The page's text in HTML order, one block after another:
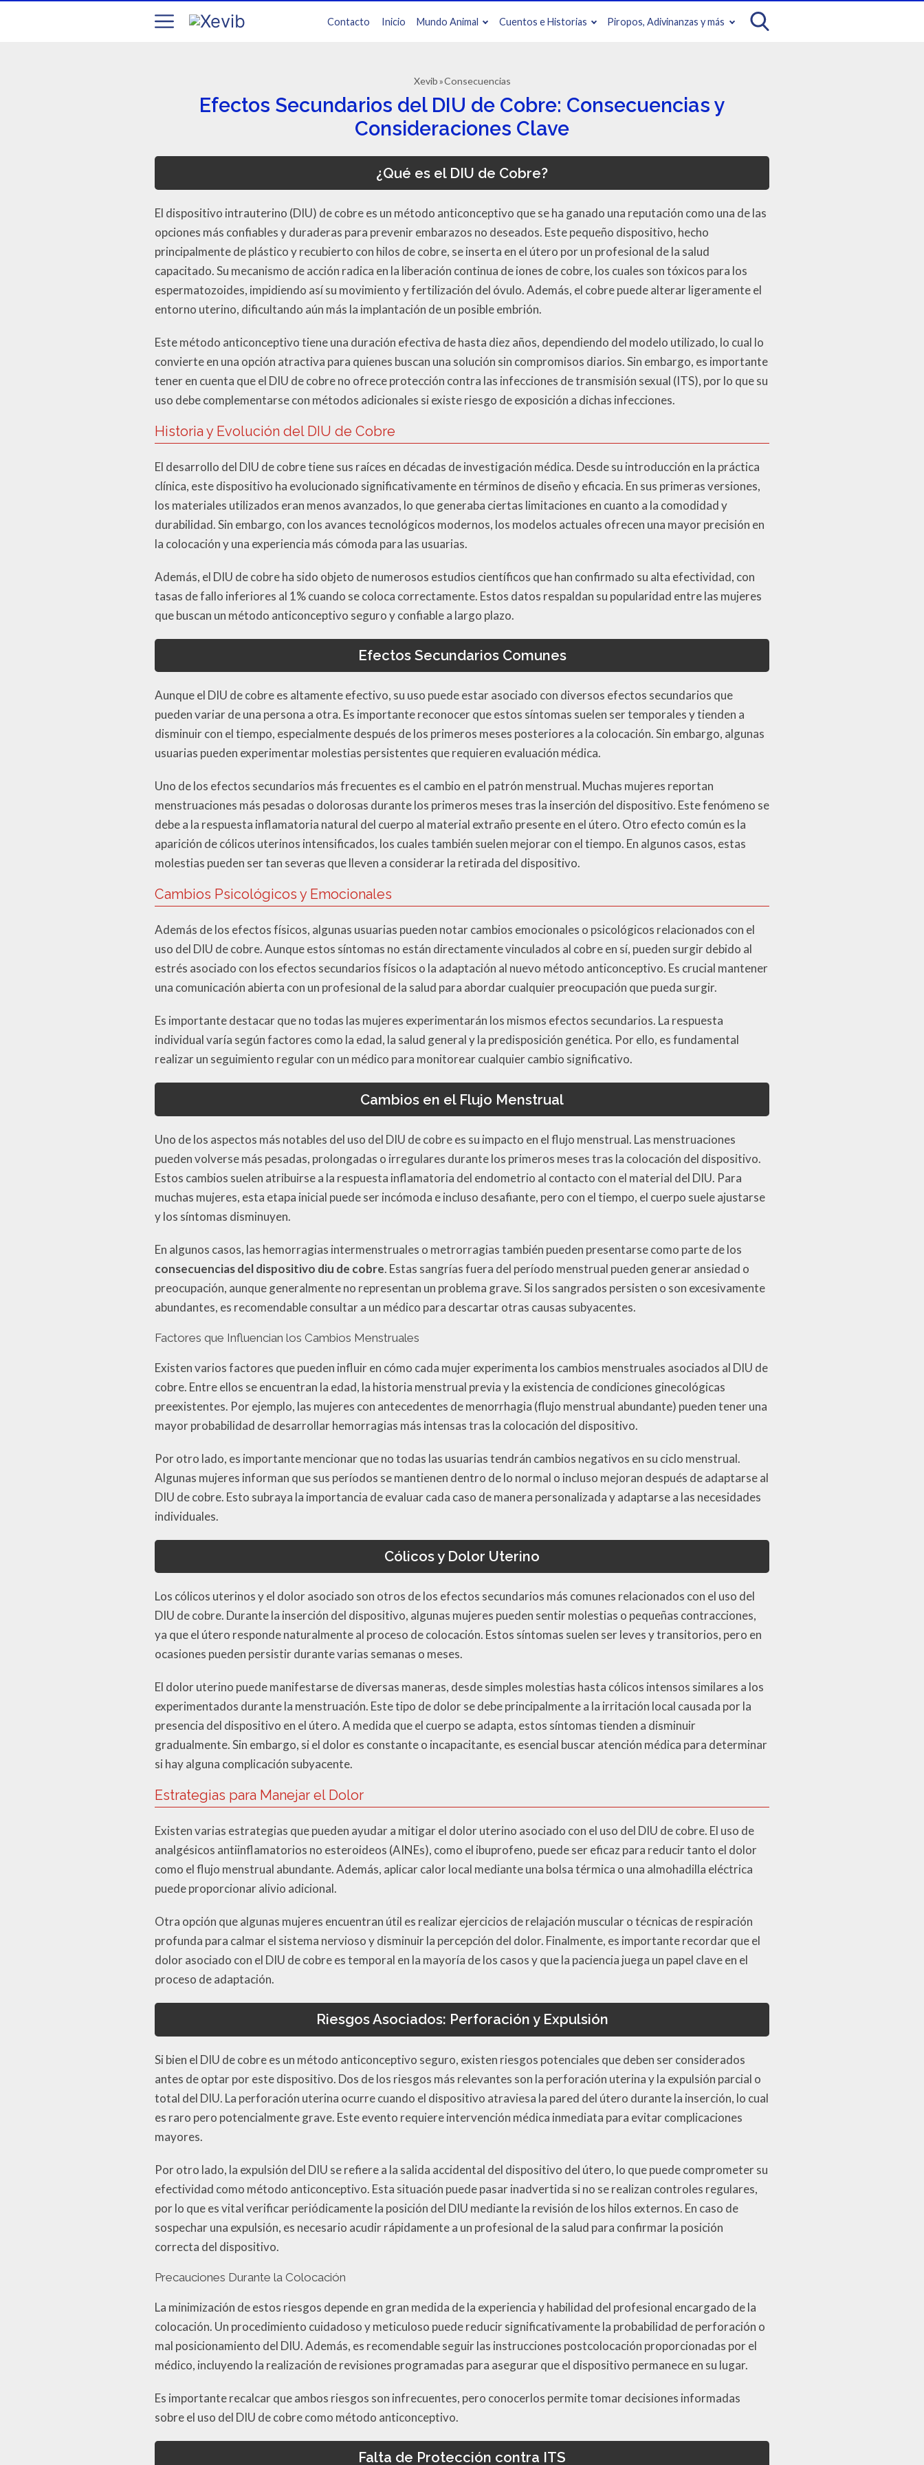
Contacto Inicio Mundo Animal Cuentos e Historias Piropos, Adivinanzas y más
Xevib Consecuencias
Efectos Secundarios del DIU de Cobre: Consecuencias y
Consideraciones Clave
¿Qué es el DIU de Cobre?
El dispositivo intrauterino (DIU) de cobre es un método anticonceptivo que se ha ganado una reputación como una de las
opciones más confiables y duraderas para prevenir embarazos no deseados. Este pequeño dispositivo, hecho
principalmente de plástico y recubierto con hilos de cobre, se inserta en el útero por un profesional de la salud
capacitado. Su mecanismo de acción radica en la liberación continua de iones de cobre, los cuales son tóxicos para los
espermatozoides, impidiendo así su movimiento y fertilización del óvulo. Además, el cobre puede alterar ligeramente el
entorno uterino, dificultando aún más la implantación de un posible embrión.
Este método anticonceptivo tiene una duración efectiva de hasta diez años, dependiendo del modelo utilizado, lo cual lo
convierte en una opción atractiva para quienes buscan una solución sin compromisos diarios. Sin embargo, es importante
tener en cuenta que el DIU de cobre no ofrece protección contra las infecciones de transmisión sexual (ITS), por lo que su
uso debe complementarse con métodos adicionales si existe riesgo de exposición a dichas infecciones.
Historia y Evolución del DIU de Cobre
El desarrollo del DIU de cobre tiene sus raíces en décadas de investigación médica. Desde su introducción en la práctica
clínica, este dispositivo ha evolucionado significativamente en términos de diseño y eficacia. En sus primeras versiones,
los materiales utilizados eran menos avanzados, lo que generaba ciertas limitaciones en cuanto a la comodidad y
durabilidad. Sin embargo, con los avances tecnológicos modernos, los modelos actuales ofrecen una mayor precisión en
la colocación y una experiencia más cómoda para las usuarias.
Además, el DIU de cobre ha sido objeto de numerosos estudios científicos que han confirmado su alta efectividad, con
tasas de fallo inferiores al 1% cuando se coloca correctamente. Estos datos respaldan su popularidad entre las mujeres
que buscan un método anticonceptivo seguro y confiable a largo plazo.
Efectos Secundarios Comunes
Aunque el DIU de cobre es altamente efectivo, su uso puede estar asociado con diversos efectos secundarios que
pueden variar de una persona a otra. Es importante reconocer que estos síntomas suelen ser temporales y tienden a
disminuir con el tiempo, especialmente después de los primeros meses posteriores a la colocación. Sin embargo, algunas
usuarias pueden experimentar molestias persistentes que requieren evaluación médica.
Uno de los efectos secundarios más frecuentes es el cambio en el patrón menstrual. Muchas mujeres reportan
menstruaciones más pesadas o dolorosas durante los primeros meses tras la inserción del dispositivo. Este fenómeno se
debe a la respuesta inflamatoria natural del cuerpo al material extraño presente en el útero. Otro efecto común es la
aparición de cólicos uterinos intensificados, los cuales también suelen mejorar con el tiempo. En algunos casos, estas
molestias pueden ser tan severas que lleven a considerar la retirada del dispositivo.
Cambios Psicológicos y Emocionales
Además de los efectos físicos, algunas usuarias pueden notar cambios emocionales o psicológicos relacionados con el
uso del DIU de cobre. Aunque estos síntomas no están directamente vinculados al cobre en sí, pueden surgir debido al
estrés asociado con los efectos secundarios físicos o la adaptación al nuevo método anticonceptivo. Es crucial mantener
una comunicación abierta con un profesional de la salud para abordar cualquier preocupación que pueda surgir.
Es importante destacar que no todas las mujeres experimentarán los mismos efectos secundarios. La respuesta
individual varía según factores como la edad, la salud general y la predisposición genética. Por ello, es fundamental
realizar un seguimiento regular con un médico para monitorear cualquier cambio significativo.
Cambios en el Flujo Menstrual
Uno de los aspectos más notables del uso del DIU de cobre es su impacto en el flujo menstrual. Las menstruaciones
pueden volverse más pesadas, prolongadas o irregulares durante los primeros meses tras la colocación del dispositivo.
Estos cambios suelen atribuirse a la respuesta inflamatoria del endometrio al contacto con el material del DIU. Para
muchas mujeres, esta etapa inicial puede ser incómoda e incluso desafiante, pero con el tiempo, el cuerpo suele ajustarse
y los síntomas disminuyen.
En algunos casos, las hemorragias intermenstruales o metrorragias también pueden presentarse como parte de los
consecuencias del dispositivo diu de cobre. Estas sangrías fuera del período menstrual pueden generar ansiedad o
preocupación, aunque generalmente no representan un problema grave. Si los sangrados persisten o son excesivamente
abundantes, es recomendable consultar a un médico para descartar otras causas subyacentes.
Factores que Influencian los Cambios Menstruales
Existen varios factores que pueden influir en cómo cada mujer experimenta los cambios menstruales asociados al DIU de
cobre. Entre ellos se encuentran la edad, la historia menstrual previa y la existencia de condiciones ginecológicas
preexistentes. Por ejemplo, las mujeres con antecedentes de menorrhagia (flujo menstrual abundante) pueden tener una
mayor probabilidad de desarrollar hemorragias más intensas tras la colocación del dispositivo.
Por otro lado, es importante mencionar que no todas las usuarias tendrán cambios negativos en su ciclo menstrual.
Algunas mujeres informan que sus períodos se mantienen dentro de lo normal o incluso mejoran después de adaptarse al
DIU de cobre. Esto subraya la importancia de evaluar cada caso de manera personalizada y adaptarse a las necesidades
individuales.
Cólicos y Dolor Uterino
Los cólicos uterinos y el dolor asociado son otros de los efectos secundarios más comunes relacionados con el uso del
DIU de cobre. Durante la inserción del dispositivo, algunas mujeres pueden sentir molestias o pequeñas contracciones,
ya que el útero responde naturalmente al proceso de colocación. Estos síntomas suelen ser leves y transitorios, pero en
ocasiones pueden persistir durante varias semanas o meses.
El dolor uterino puede manifestarse de diversas maneras, desde simples molestias hasta cólicos intensos similares a los
experimentados durante la menstruación. Este tipo de dolor se debe principalmente a la irritación local causada por la
presencia del dispositivo en el útero. A medida que el cuerpo se adapta, estos síntomas tienden a disminuir
gradualmente. Sin embargo, si el dolor es constante o incapacitante, es esencial buscar atención médica para determinar
si hay alguna complicación subyacente.
Estrategias para Manejar el Dolor
Existen varias estrategias que pueden ayudar a mitigar el dolor uterino asociado con el uso del DIU de cobre. El uso de
analgésicos antiinflamatorios no esteroideos (AINEs), como el ibuprofeno, puede ser eficaz para reducir tanto el dolor
como el flujo menstrual abundante. Además, aplicar calor local mediante una bolsa térmica o una almohadilla eléctrica
puede proporcionar alivio adicional.
Otra opción que algunas mujeres encuentran útil es realizar ejercicios de relajación muscular o técnicas de respiración
profunda para calmar el sistema nervioso y disminuir la percepción del dolor. Finalmente, es importante recordar que el
dolor asociado con el DIU de cobre es temporal en la mayoría de los casos y que la paciencia juega un papel clave en el
proceso de adaptación.
Riesgos Asociados: Perforación y Expulsión
Si bien el DIU de cobre es un método anticonceptivo seguro, existen riesgos potenciales que deben ser considerados
antes de optar por este dispositivo. Dos de los riesgos más relevantes son la perforación uterina y la expulsión parcial o
total del DIU. La perforación uterina ocurre cuando el dispositivo atraviesa la pared del útero durante la inserción, lo cual
es raro pero potencialmente grave. Este evento requiere intervención médica inmediata para evitar complicaciones
mayores.
Por otro lado, la expulsión del DIU se refiere a la salida accidental del dispositivo del útero, lo que puede comprometer su
efectividad como método anticonceptivo. Esta situación puede pasar inadvertida si no se realizan controles regulares,
por lo que es vital verificar periódicamente la posición del DIU mediante la revisión de los hilos externos. En caso de
sospechar una expulsión, es necesario acudir rápidamente a un profesional de la salud para confirmar la posición
correcta del dispositivo.
Precauciones Durante la Colocación
La minimización de estos riesgos depende en gran medida de la experiencia y habilidad del profesional encargado de la
colocación. Un procedimiento cuidadoso y meticuloso puede reducir significativamente la probabilidad de perforación o
mal posicionamiento del DIU. Además, es recomendable seguir las instrucciones postcolocación proporcionadas por el
médico, incluyendo la realización de revisiones programadas para asegurar que el dispositivo permanece en su lugar.
Es importante recalcar que ambos riesgos son infrecuentes, pero conocerlos permite tomar decisiones informadas
sobre el uso del DIU de cobre como método anticonceptivo.
Falta de Protección contra ITS